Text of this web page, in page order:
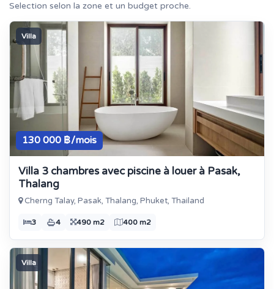
Selection selon la zone et un budget proche.
Villa
130 000 ฿/mois
Villa 3 chambres avec piscine à louer à Pasak,
Thalang
Cherng Talay, Pasak, Thalang, Phuket, Thailand
3 4 490 m2 400 m2
Villa